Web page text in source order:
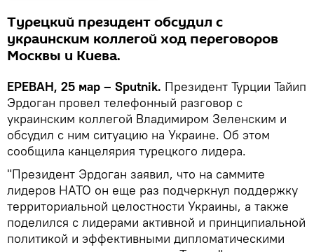
Турецкий президент обсудил с
украинским коллегой ход переговоров
Москвы и Киева.
ЕРЕВАН, 25 мар – Sputnik. Президент Турции Тайип
Эрдоган провел телефонный разговор с
украинским коллегой Владимиром Зеленским и
обсудил с ним ситуацию на Украине. Об этом
сообщила канцелярия турецкого лидера.
"Президент Эрдоган заявил, что на саммите
лидеров НАТО он еще раз подчеркнул поддержку
территориальной целостности Украины, а также
поделился с лидерами активной и принципиальной
политикой и эффективными дипломатическими